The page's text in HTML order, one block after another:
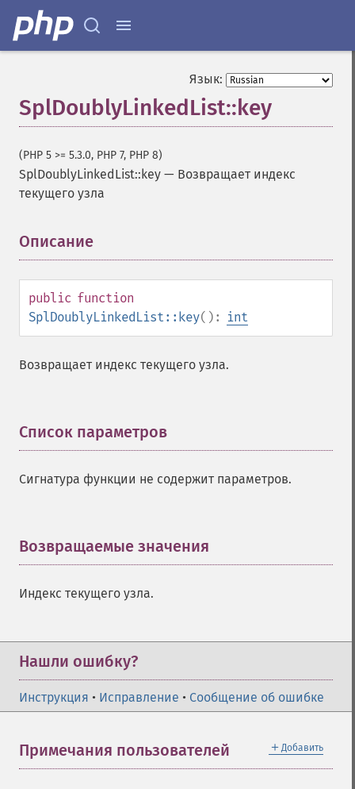
Язык:
SplDoublyLinkedList::key
(PHP 5 >= 5.3.0, PHP 7, PHP 8)
SplDoublyLinkedList::key — Возвращает индекс
текущего узла
Описание
public function
SplDoublyLinkedList::key(): int
Возвращает индекс текущего узла.
Список параметров
Сигнатура функции не содержит параметров.
Возвращаемые значения
Индекс текущего узла.
Нашли ошибку?
Инструкция • Исправление • Сообщение об ошибке
＋ Добавить
Примечания пользователей